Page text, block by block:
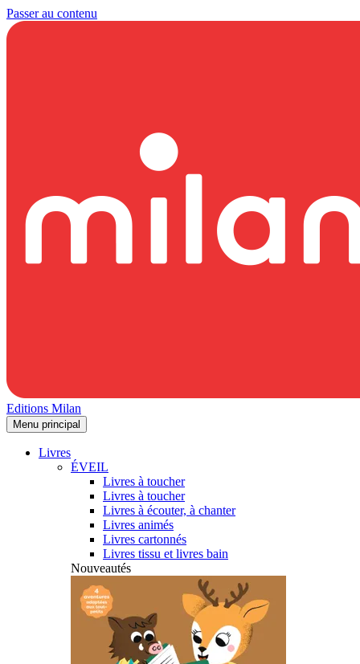
Passer au contenu
Editions Milan
Menu principal
Livres
ÉVEIL
Livres à toucher
Livres à toucher
Livres à écouter, à chanter
Livres animés
Livres cartonnés
Livres tissu et livres bain
Nouveautés